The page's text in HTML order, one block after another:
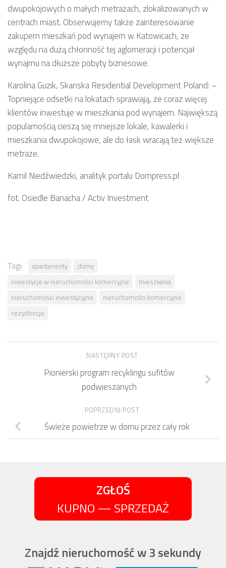
dwupokojowych o małych metrażach, zlokalizowanych w
centrach miast. Obserwujemy także zainteresowanie
zakupem mieszkań pod wynajem w Katowicach, ze
względu na dużą chłonność tej aglomeracji i potencjał
wynajmu na dłuższe pobyty biznesowe.
Karolina Guzik, Skanska Residential Development Poland: –
Topniejące odsetki na lokatach sprawiają, że coraz więcej
klientów inwestuje w mieszkania pod wynajem. Największą
popularnością cieszą się mniejsze lokale, kawalerki i
mieszkania dwupokojowe, ale do łask wracają też większe
metraże.
Kamil Niedźwiedzki, analityk portalu Dompress.pl
fot. Osiedle Banacha / Activ Investment
Tagi: apartamenty
domy
inwestycje w nieruchomości komercyjne
mieszkania
nieruchomości inwestycyjne
nieruchomości komercyjne
rezydencje
NASTĘPNY POST
Pionierski program recyklingu sufitów
podwieszanych
POPRZEDNI POST
Świeże powietrze w domu przez cały rok
ZGŁOŚ
KUPNO — SPRZEDAŻ
Znajdź nieruchomość w 3 sekundy